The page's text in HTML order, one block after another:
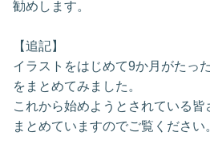
勧めします。
【追記】
イラストをはじめて9か月がたっ
をまとめてみました。
これから始めようとされている
まとめていますのでご覧ください